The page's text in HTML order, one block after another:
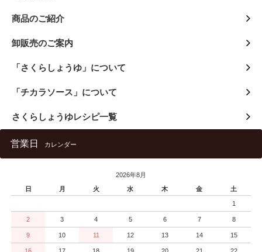
商品のご紹介
卸販売のご案内
「さくらしょうゆ」について
「チカラソース」について
さくらしょうゆレシピ一覧
営業日 カレンダー
2026年8月
日
月 火 水 木 金 土
1
2 3 4 5 6 7 8
9 10 11 12 13 14 15